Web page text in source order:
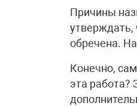
Причины
утверждать,
обречена.
Конечно,
эта